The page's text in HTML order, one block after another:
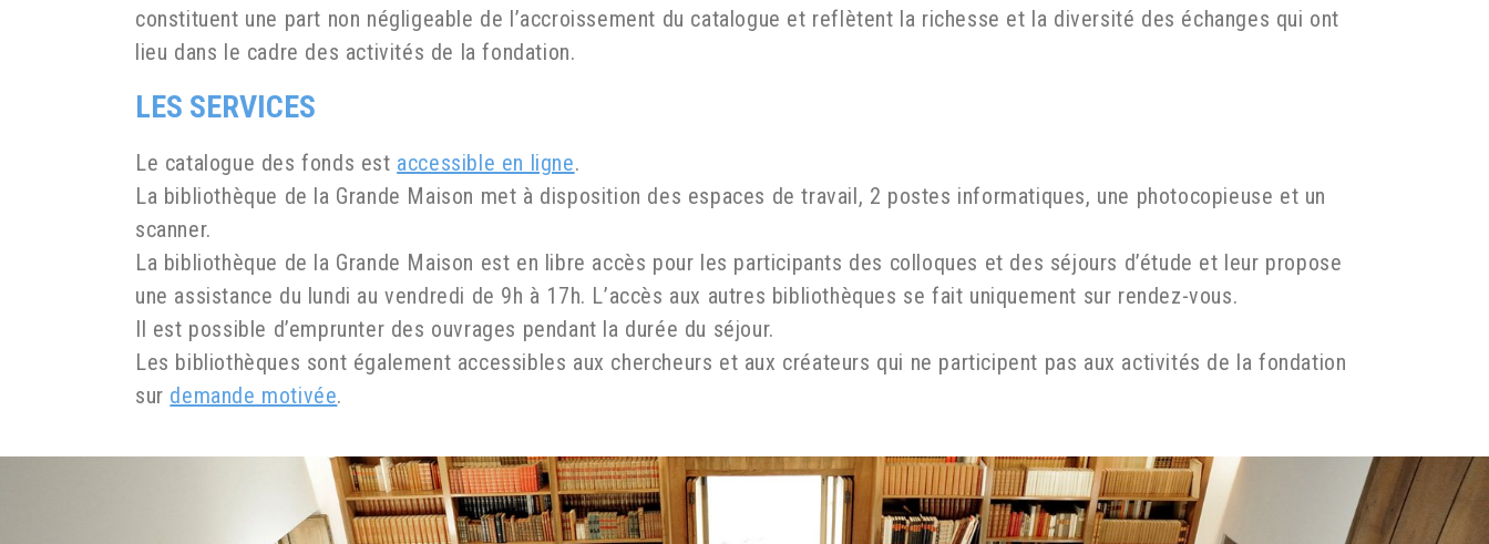
constituent une part non négligeable de l’accroissement du catalogue et reflètent la richesse et la diversité des échanges qui ont
lieu dans le cadre des activités de la fondation.
LES SERVICES
Le catalogue des fonds est accessible en ligne.
La bibliothèque de la Grande Maison met à disposition des espaces de travail, 2 postes informatiques, une photocopieuse et un
scanner.
La bibliothèque de la Grande Maison est en libre accès pour les participants des colloques et des séjours d’étude et leur propose
une assistance du lundi au vendredi de 9h à 17h. L’accès aux autres bibliothèques se fait uniquement sur rendez-vous.
Il est possible d’emprunter des ouvrages pendant la durée du séjour.
Les bibliothèques sont également accessibles aux chercheurs et aux créateurs qui ne participent pas aux activités de la fondation
sur demande motivée.